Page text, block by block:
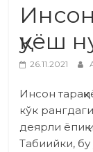
қуёш
26.11.2021
Инсон
кўк
деярли
Табиийки,